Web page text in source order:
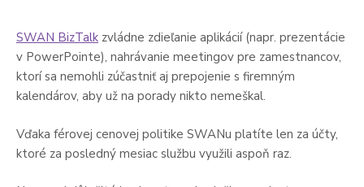
SWAN BizTalk zvládne zdieľanie aplikácií (napr. prezentácie
v PowerPointe), nahrávanie meetingov pre zamestnancov,
ktorí sa nemohli zúčastniť aj prepojenie s firemným
kalendárov, aby už na porady nikto nemeškal.
Vďaka férovej cenovej politike SWANu platíte len za účty,
ktoré za posledný mesiac službu využili aspoň raz.